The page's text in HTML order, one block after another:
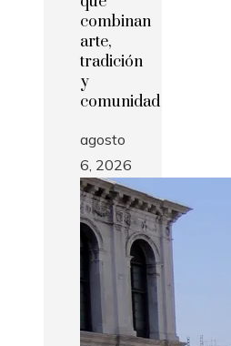
combinan
arte,
tradición
y
comunidad
agosto
6, 2026